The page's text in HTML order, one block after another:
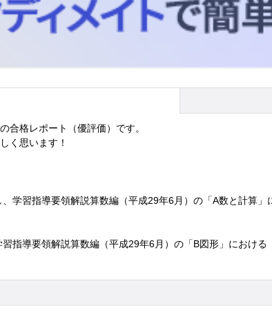
合格レポート（優評価）です。
く思います！
学習指導要領解説算数編（平成29年6月）の「A数と計算
指導要領解説算数編（平成29年6月）の「B図形」におけ